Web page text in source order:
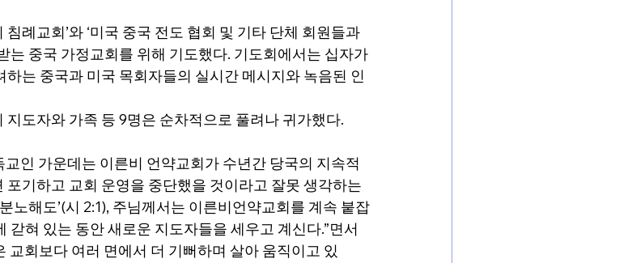
례교회’와 ‘미국 중국 전도 협회 및 기타 단체 회원들과
는 중국 가정교회를 위해 기도했다. 기도회에서는 십자가
는 중국과 미국 목회자들의 실시간 메시지와 녹음된 인
도자와 가족 등 9명은 순차적으로 풀려나 귀가했다.
인 가운데는 이른비 언약교회가 수년간 당국의 지속적
기하고 교회 운영을 중단했을 것이라고 잘못 생각하는
노해도’(시 2:1), 주님께서는 이른비언약교회를 계속 붙잡
갇혀 있는 동안 새로운 지도자들을 세우고 계신다.”면서
교회보다 여러 면에서 더 기뻐하며 살아 움직이고 있